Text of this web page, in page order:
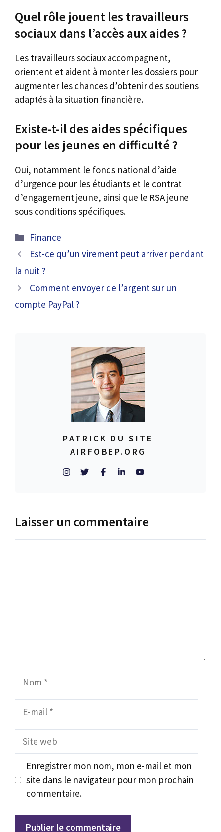
Quel rôle jouent les travailleurs
sociaux dans l’accès aux aides ?
Les travailleurs sociaux accompagnent,
orientent et aident à monter les dossiers pour
augmenter les chances d’obtenir des soutiens
adaptés à la situation financière.
Existe-t-il des aides spécifiques
pour les jeunes en difficulté ?
Oui, notamment le fonds national d’aide
d’urgence pour les étudiants et le contrat
d’engagement jeune, ainsi que le RSA jeune
sous conditions spécifiques.
Catégories
Finance
Est-ce qu’un virement peut arriver pendant
la nuit ?
Comment envoyer de l’argent sur un
compte PayPal ?
PATRICK DU SITE
AIRFOBEP.ORG
Laisser un commentaire
Nom
Site
Enregistrer mon nom, mon e-mail et mon
site dans le navigateur pour mon prochain
commentaire.